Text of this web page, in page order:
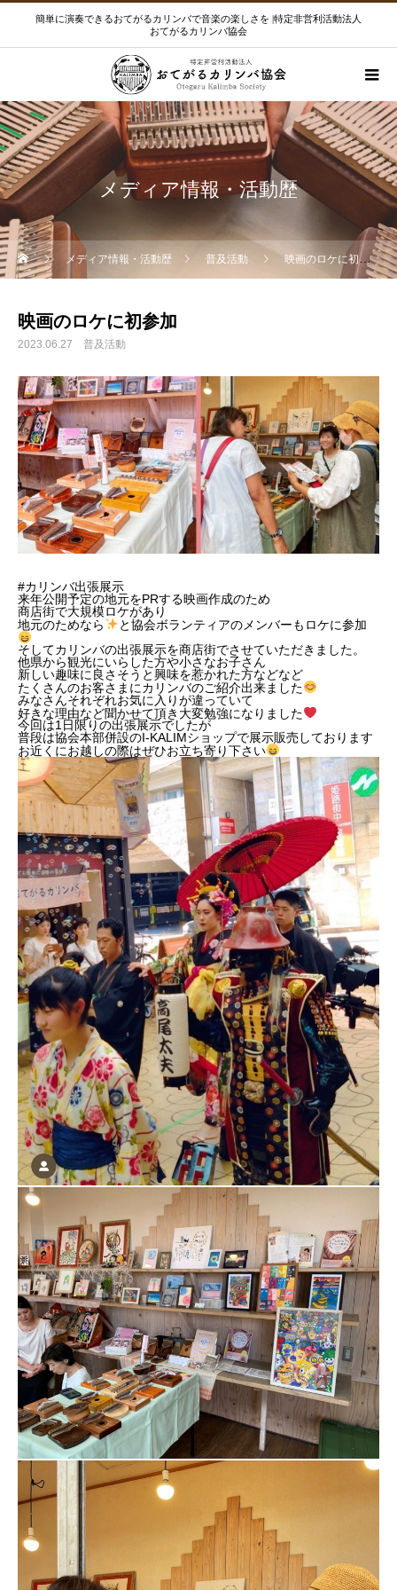
簡単に演奏できるおてがるカリンバで音楽の楽しさを |特定非営利活動法人
おてがるカリンバ協会
メディア情報・活動歴
メディア情報・活動歴 普及活動 映画のロケに初参加
映画のロケに初参加
2023.06.27 普及活動
#カリンバ出張展示
来年公開予定の地元をPRする映画作成のため
商店街で大規模ロケがあり
地元のためなら
と協会ボランティアのメンバーもロケに参加
そしてカリンバの出張展示を商店街でさせていただきました。
他県から観光にいらした方や小さなお子さん
新しい趣味に良さそうと興味を惹かれた方などなど
たくさんのお客さまにカリンバのご紹介出来ました
みなさんそれぞれお気に入りが違っていて
好きな理由など聞かせて頂き大変勉強になりました
今回は1日限りの出張展示でしたが
普段は協会本部併設のI-KALIMショップで展示販売しております
お近くにお越しの際はぜひお立ち寄り下さい